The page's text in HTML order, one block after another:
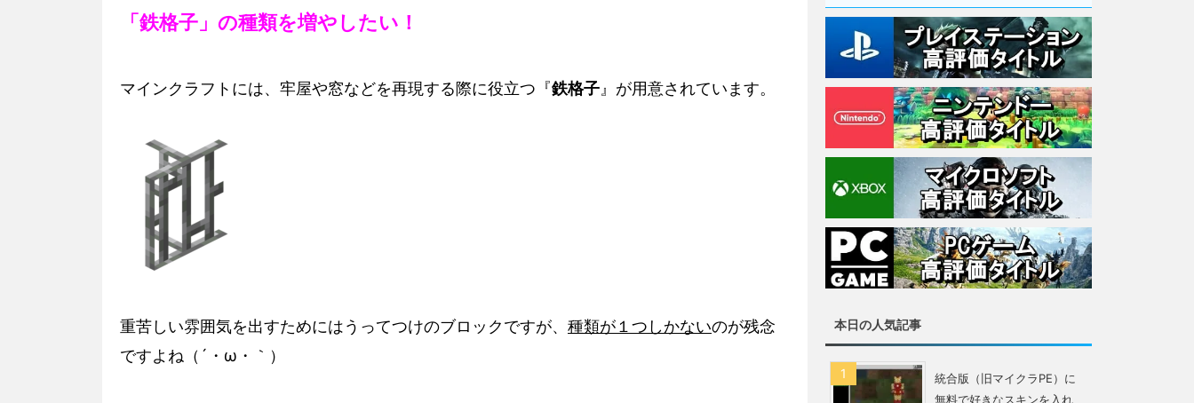
「鉄格子」の種類を増やしたい！
マインクラフトには、牢屋や窓などを再現する際に役立つ『鉄格子 』が用意されています。
重苦しい雰囲気を出すためにはうってつけのブロックですが、 種類が１つしかないのが残念
ですよね（´・ω・｀）
本日の人気記事
統合版（旧マイクラPE）に
無料で好きなスキンを入れ